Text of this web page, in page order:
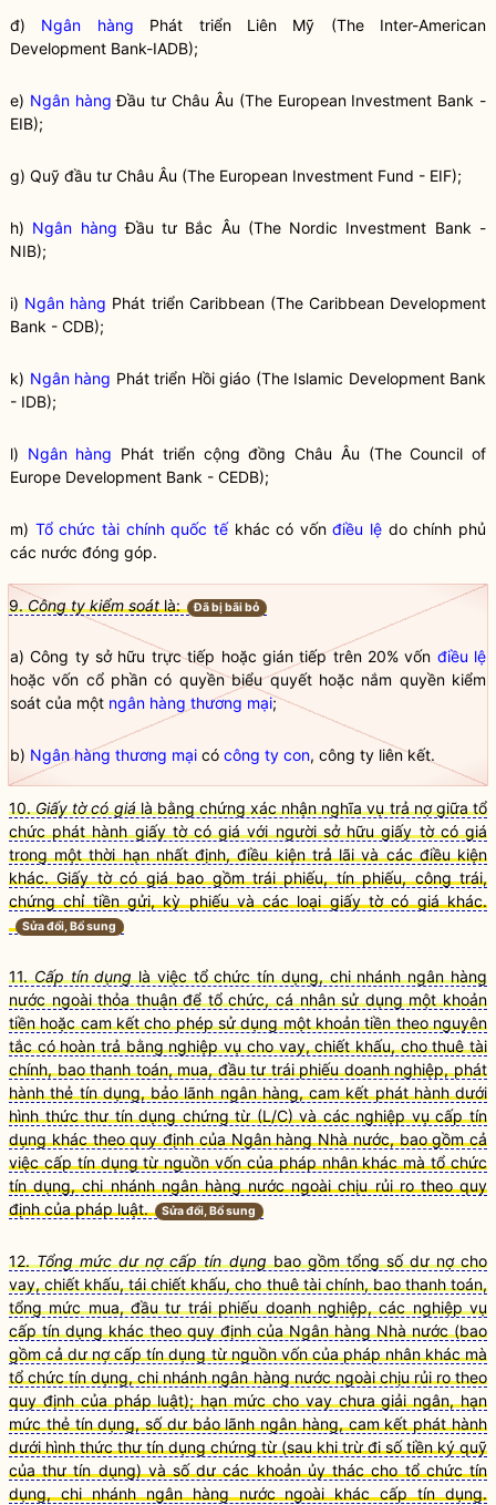
đ) Ngân hàng Phát triển Liên Mỹ (The Inter-American
Development Bank-IADB);
e) Ngân hàng Đầu tư Châu Âu (The European Investment Bank -
EIB);
g) Quỹ đầu tư Châu Âu (The European Investment Fund - EIF);
h) Ngân hàng Đầu tư Bắc Âu (The Nordic Investment Bank -
NIB);
i) Ngân hàng Phát triển Caribbean (The Caribbean Development
Bank - CDB);
k) Ngân hàng Phát triển Hồi giáo (The Islamic Development Bank
- IDB);
l) Ngân hàng Phát triển cộng đồng Châu Âu (The Council of
Europe Development Bank - CEDB);
m) Tổ chức tài chính quốc tếkhác có vốnđiều lệ do chính phủ
các nước đóng góp.
9.Công ty kiểm soátlà: Đã bị bãi bỏ
a) Công ty sở hữu trực tiếp hoặc gián tiếp trên 20% vốn điều lệ
hoặc vốn cổ phần có quyền biểu quyết hoặc nắm quyền kiểm
soát của một ngân hàng thương mại;
b) Ngân hàng thương mại có công ty con, công ty liên kết.
10.Giấy tờ có giálà bằng chứng xác nhận nghĩa vụ trả nợ giữa tổ
chức phát hành giấy tờ có giá với người sở hữu giấy tờ có giá
trong một thời hạn nhất định, điều kiện trả lãi và các điều kiện
khác. Giấy tờ có giá bao gồm trái phiếu, tín phiếu, công trái,
chứng chỉ tiền gửi, kỳ phiếu và các loại giấy tờ có giá khác.
Sửa đổi, Bổ sung
11.Cấp tín dụnglà việc tổ chức tín dụng, chi nhánh ngân hàng
nước ngoài thỏa thuận để tổ chức, cá nhân sử dụng một khoản
tiền hoặc cam kết cho phép sử dụng một khoản tiền theo nguyên
tắc có hoàn trả bằng nghiệp vụ cho vay, chiết khấu, cho thuê tài
chính, bao thanh toán, mua, đầu tư trái phiếu doanh nghiệp, phát
hành thẻ tín dụng, bảo lãnh ngân hàng, cam kết phát hành dưới
hình thức thư tín dụng chứng từ (L/C) và các nghiệp vụ cấp tín
dụng khác theo quy định của Ngân hàng Nhà nước, bao gồm cả
việc cấp tín dụng từ nguồn vốn của pháp nhân khác mà tổ chức
tín dụng, chi nhánh ngân hàng nước ngoài chịu rủi ro theo quy
định của pháp luật.
Sửa đổi, Bổ sung
12.Tổng mức dư nợ cấp tín dụngbao gồm tổng số dư nợ cho
vay, chiết khấu, tái chiết khấu, cho thuê tài chính, bao thanh toán,
tổng mức mua, đầu tư trái phiếu doanh nghiệp, các nghiệp vụ
cấp tín dụng khác theo quy định của Ngân hàng Nhà nước (bao
gồm cả dư nợ cấp tín dụng từ nguồn vốn của pháp nhân khác mà
tổ chức tín dụng, chi nhánh ngân hàng nước ngoài chịu rủi ro theo
quy định của pháp luật); hạn mức cho vay chưa giải ngân, hạn
mức thẻ tín dụng, số dư bảo lãnh ngân hàng, cam kết phát hành
dưới hình thức thư tín dụng chứng từ (sau khi trừ đi số tiền ký quỹ
của thư tín dụng) và số dư các khoản ủy thác cho tổ chức tín
dụng, chi nhánh ngân hàng nước ngoài khác cấp tín dụng.